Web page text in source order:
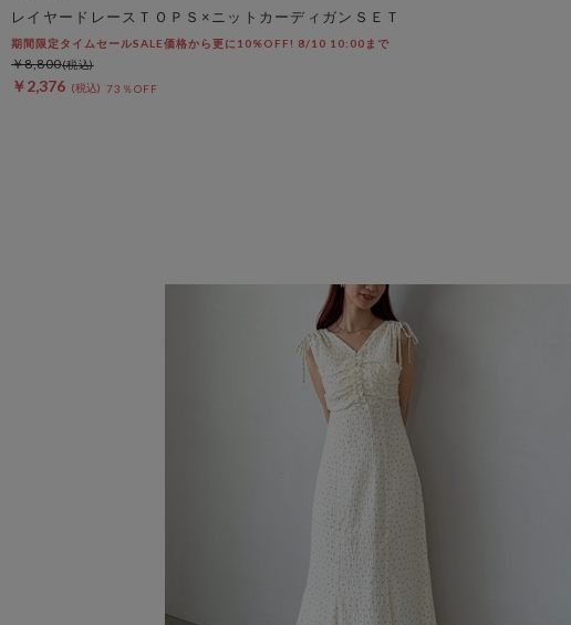
レイヤードレースＴＯＰＳ×ニットカーディガンＳＥＴ
期間限定タイムセールSALE価格から更に10%OFF! 8/10 10:00まで
￥2,376 73％OFF
￥8,800